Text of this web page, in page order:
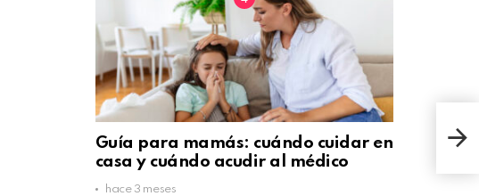
Guía para mamás: cuándo cuidar en
casa y cuándo acudir al médico
hace 3 meses